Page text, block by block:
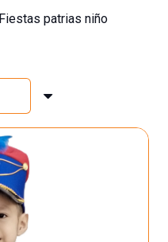
Fiestas patrias niño